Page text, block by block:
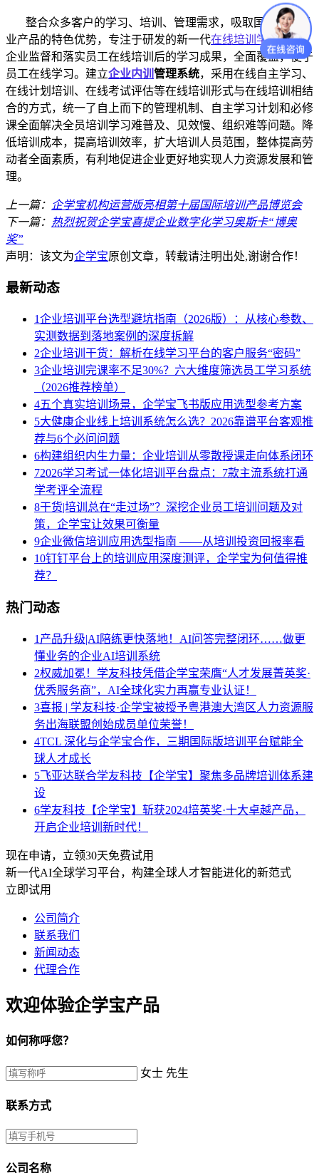
整合众多客户的学习、培训、管理需求，吸取国内外同行
业产品的特色优势，专注于研发的新一代在线培训学习系统。
企业监督和落实员工在线培训后的学习成果，全面覆盖，便于
员工在线学习。建立企业内训 管理系统，采用在线自主学习、
在线计划培训、在线考试评估等在线培训形式与在线培训相结
合的方式，统一了自上而下的管理机制、自主学习计划和必修
课全面解决全员培训学习难普及、见效慢、组织难等问题。降
低培训成本，提高培训效率，扩大培训人员范围，整体提高劳
动者全面素质，有利地促进企业更好地实现人力资源发展和管
理。
上一篇： 企学宝机构运营版亮相第十届国际培训产品博览会
下一篇： 热烈祝贺企学宝喜提企业数字化学习奥斯卡“博奥
奖”
声明：该文为企学宝原创文章，转载请注明出处,谢谢合作！
最新动态
1企业培训平台选型避坑指南（2026版）：从核心参数、
实测数据到落地案例的深度拆解
2企业培训干货：解析在线学习平台的客户服务“密码”
3企业培训完课率不足30%？六大维度筛选员工学习系统
（2026推荐榜单）
4五个真实培训场景，企学宝飞书版应用选型参考方案
5大健康企业线上培训系统怎么选？2026靠谱平台客观推
荐与6个必问问题
6构建组织内生力量：企业培训从零散授课走向体系闭环
72026学习考试一体化培训平台盘点：7款主流系统打通
学考评全流程
8干货|培训总在“走过场”？深挖企业员工培训问题及对
策，企学宝让效果可衡量
9企业微信培训应用选型指南 ——从培训投资回报率看
10钉钉平台上的培训应用深度测评，企学宝为何值得推
荐？
热门动态
1 产品升级|AI陪练更快落地！AI问答完整闭环……做更
懂业务的企业AI培训系统
2权威加冕！学友科技凭借企学宝荣膺“人才发展菁英奖·
优秀服务商”，AI全球化实力再赢专业认证！
3喜报 | 学友科技·企学宝被授予粤港澳大湾区人力资源服
务出海联盟创始成员单位荣誉！
4TCL 深化与企学宝合作，三期国际版培训平台赋能全
球人才成长
5飞亚达联合学友科技【企学宝】聚焦多品牌培训体系建
设
6学友科技【企学宝】斩获2024培英奖·十大卓越产品，
开启企业培训新时代！
现在申请，立领30天免费试用
新一代AI全球学习平台，构建全球人才智能进化的新范式
立即试用
公司简介
联系我们
新闻动态
代理合作
欢迎体验企学宝产品
如何称呼您？
女士 先生
联系方式
公司名称